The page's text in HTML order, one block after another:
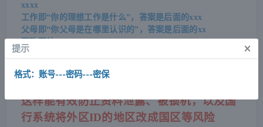
xxxx
工作即“你的理想工作是什么”，答案是后面的xxx
父母即“你父母是在哪里认识的”，答案是后面的xx
更改网站
2. 安全问题
①建议只在app store里面登录账号，请勿在
这样能有效防止资料泄露、被锁机，以及国
行系统将外区ID的地区改成国区等风险
提示 ×
格式：账号---密码---密保